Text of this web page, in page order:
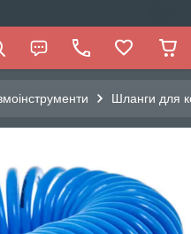
Шланги для